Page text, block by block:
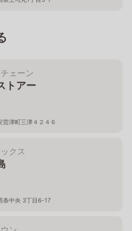
ェーン
トアー
芸津町三津４２４６
クス
条中央 3丁目6-17